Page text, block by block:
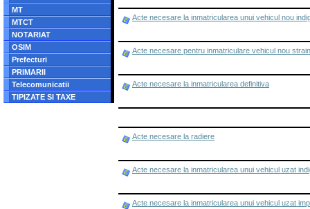
MT
MTCT
NOTARIAT
OSIM
Prefecturi
PRIMARII
Telecomunicatii
TIPIZATE SI TAXE
Acte necesare la inmatricularea unui vehicul nou
Acte necesare pentru inmatriculare vehicul nou strain
Acte necesare la inmatricularea definitiva
Acte necesare la radiere
Acte necesare la inmatricularea unui vehicul uzat
Acte necesare la inmatricularea unui vehicul uzat